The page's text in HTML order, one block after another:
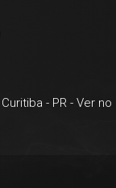
Curitiba - PR- Ver no